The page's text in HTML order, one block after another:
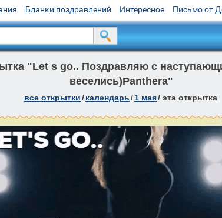
Бланки поздравлений Интересное Письмо от
"Let s go.. Поздравляю с
веселись)Panthera"
все открытки/календарь/1 мая/ эта открытка